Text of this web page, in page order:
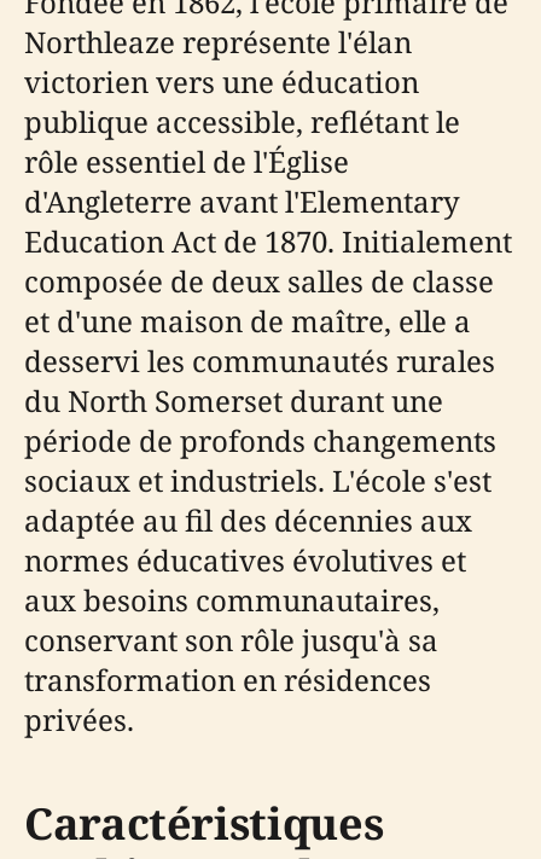
Northleaze représente l'élan
victorien vers une éducation
publique accessible, reflétant le
rôle essentiel de l'Église
d'Angleterre avant l'Elementary
Education Act de 1870. Initialement
composée de deux salles de classe
et d'une maison de maître, elle a
desservi les communautés rurales
du North Somerset durant une
période de profonds changements
sociaux et industriels. L'école s'est
adaptée au fil des décennies aux
normes éducatives évolutives et
aux besoins communautaires,
conservant son rôle jusqu'à sa
transformation en résidences
privées.
Caractéristiques